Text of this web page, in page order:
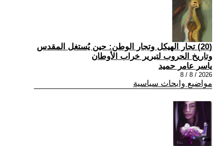
(20) تجار الهيكل وتجار الوطن: حين يُستغل المقدس
وتاريخ الحروب لتبرير خراب الأوطان
ياسر عامر حميد
2026 / 8 / 8
مواضيع وابحاث سياسية